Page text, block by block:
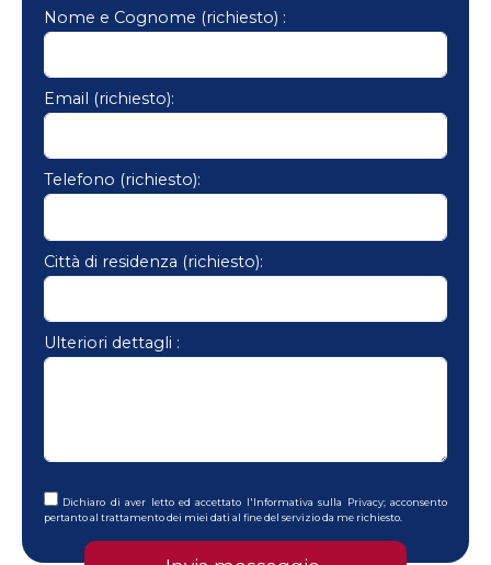
Nome e Cognome (richiesto) :
Email (richiesto):
Telefono (richiesto):
Città di residenza (richiesto):
Ulteriori dettagli :
Dichiaro di aver letto ed accettato l'Informativa sulla Privacy; acconsento
pertanto al trattamento dei miei dati al fine del servizio da me richiesto.